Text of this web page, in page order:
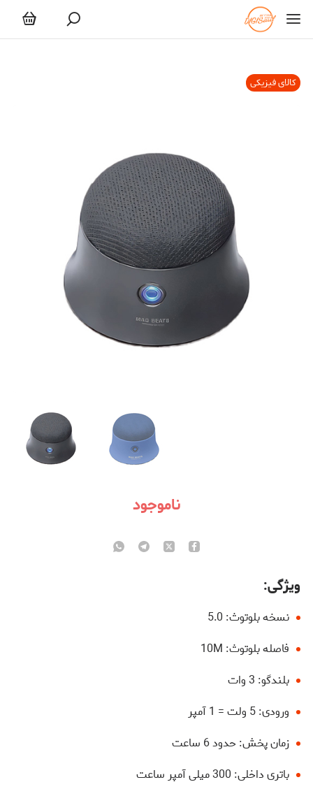
کالای فیزیکی
ناموجود
ویژگی:
نسخه بلوتوث: 5.0
فاصله بلوتوث: 10M
بلندگو: 3 وات
ورودی: 5 ولت = 1 آمپر
زمان پخش: حدود 6 ساعت
باتری داخلی: 300 میلی آمپر ساعت